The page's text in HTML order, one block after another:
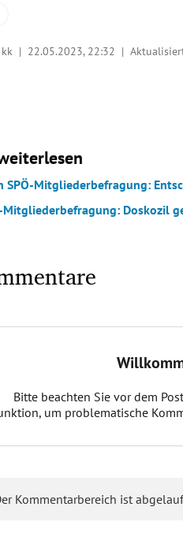
kk | 22.05.2023, 22:32 |
SPÖ-Mitgliederbefragung:
Mitgliederbefragung: Doskozil